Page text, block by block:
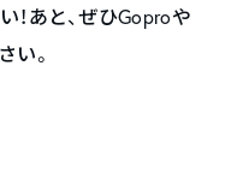
あと、ぜひGoproや
い。